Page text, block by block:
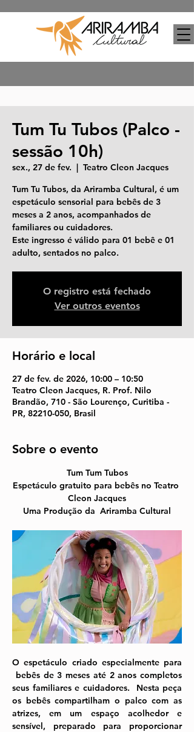
Tum Tu Tubos (Palco -
sessão 10h)
sex., 27 de fev.
  |
Teatro Cleon Jacques
Tum Tu Tubos, da Ariramba Cultural, é um
espetáculo sensorial para bebês de 3
meses a 2 anos, acompanhados de
familiares ou cuidadores.
Este ingresso é válido para 01 bebê e 01
adulto, sentados no palco.
O registro está fechado
Ver outros eventos
Horário e local
27 de fev. de 2026, 10:00 – 10:50
Teatro Cleon Jacques, R. Prof. Nilo
Brandão, 710 - São Lourenço, Curitiba -
PR, 82210-050, Brasil
Sobre o evento
Tum Tum Tubos
Espetáculo gratuito para bebês no Teatro
Cleon Jacques
Uma Produção da Ariramba Cultural
O espetáculo criado especialmente para
seus familiares e cuidadores.  Nesta peça
os bebês compartilham o palco com as
atrizes, em um espaço acolhedor e
sensível, preparado para proporcionar